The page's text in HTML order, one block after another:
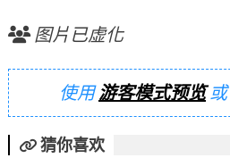
图片已虚化
使用游客模式预览或
猜你喜欢